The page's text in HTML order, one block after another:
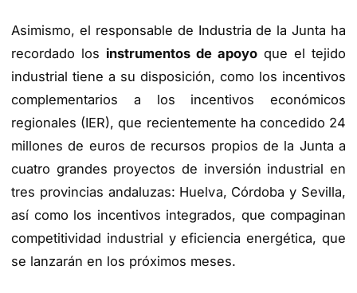
Asimismo, el responsable de Industria de la Junta ha
recordado los instrumentos de apoyo que el tejido
industrial tiene a su disposición, como los incentivos
complementarios a los incentivos económicos
regionales (IER), que recientemente ha concedido 24
millones de euros de recursos propios de la Junta a
cuatro grandes proyectos de inversión industrial en
tres provincias andaluzas: Huelva, Córdoba y Sevilla,
así como los incentivos integrados, que compaginan
competitividad industrial y eficiencia energética, que
se lanzarán en los próximos meses.